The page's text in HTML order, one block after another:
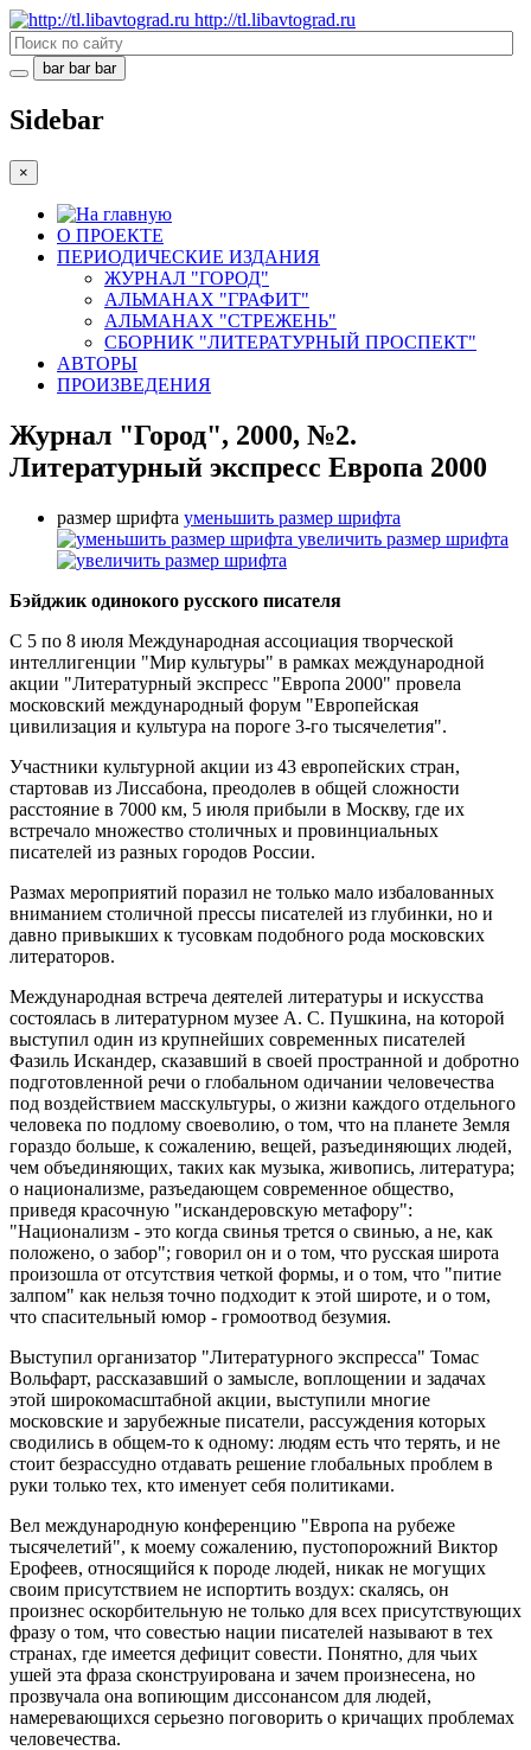
http://tl.libavtograd.ru
bar bar bar
Sidebar
×
О ПРОЕКТЕ
ПЕРИОДИЧЕСКИЕ ИЗДАНИЯ
ЖУРНАЛ "ГОРОД"
АЛЬМАНАХ "ГРАФИТ"
АЛЬМАНАХ "СТРЕЖЕНЬ"
СБОРНИК "ЛИТЕРАТУРНЫЙ ПРОСПЕКТ"
АВТОРЫ
ПРОИЗВЕДЕНИЯ
Журнал "Город", 2000, №2.
Литературный экспресс Европа 2000
размер шрифта уменьшить размер шрифта
увеличить размер шрифта
Бэйджик одинокого русского писателя
С 5 по 8 июля Международная ассоциация творческой
интеллигенции "Мир культуры" в рамках международной
акции "Литературный экспресс "Европа 2000" провела
московский международный форум "Европейская
цивилизация и культура на пороге 3-го тысячелетия".
Участники культурной акции из 43 европейских стран,
стартовав из Лиссабона, преодолев в общей сложности
расстояние в 7000 км, 5 июля прибыли в Москву, где их
встречало множество столичных и провинциальных
писателей из разных городов России.
Размах мероприятий поразил не только мало избалованных
вниманием столичной прессы писателей из глубинки, но и
давно привыкших к тусовкам подобного рода московских
литераторов.
Международная встреча деятелей литературы и искусства
состоялась в литературном музее А. С. Пушкина, на которой
выступил один из крупнейших современных писателей
Фазиль Искандер, сказавший в своей пространной и добротно
подготовленной речи о глобальном одичании человечества
под воздействием масскультуры, о жизни каждого отдельного
человека по подлому своеволию, о том, что на планете Земля
гораздо больше, к сожалению, вещей, разъединяющих людей,
чем объединяющих, таких как музыка, живопись, литература;
о национализме, разъедающем современное общество,
приведя красочную "искандеровскую метафору":
"Национализм - это когда свинья трется о свинью, а не, как
положено, о забор"; говорил он и о том, что русская широта
произошла от отсутствия четкой формы, и о том, что "питие
залпом" как нельзя точно подходит к этой широте, и о том,
что спасительный юмор - громоотвод безумия.
Выступил организатор "Литературного экспресса" Томас
Вольфарт, рассказавший о замысле, воплощении и задачах
этой широкомасштабной акции, выступили многие
московские и зарубежные писатели, рассуждения которых
сводились в общем-то к одному: людям есть что терять, и не
стоит безрассудно отдавать решение глобальных проблем в
руки только тех, кто именует себя политиками.
Вел международную конференцию "Европа на рубеже
тысячелетий", к моему сожалению, пустопорожний Виктор
Ерофеев, относящийся к породе людей, никак не могущих
своим присутствием не испортить воздух: скалясь, он
произнес оскорбительную не только для всех присутствующих
фразу о том, что совестью нации писателей называют в тех
странах, где имеется дефицит совести. Понятно, для чьих
ушей эта фраза сконструирована и зачем произнесена, но
прозвучала она вопиющим диссонансом для людей,
намеревающихся серьезно поговорить о кричащих проблемах
человечества.